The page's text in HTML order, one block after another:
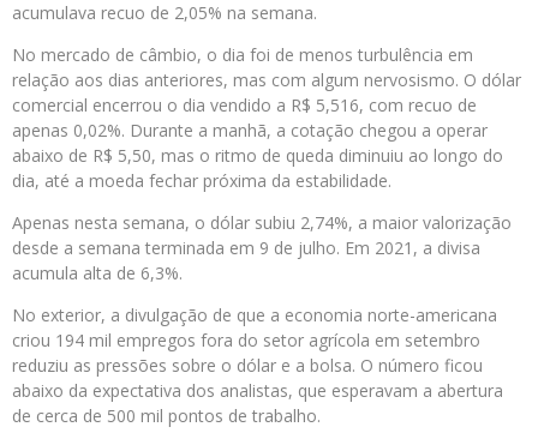
acumulava recuo de 2,05% na semana.
No mercado de câmbio, o dia foi de menos turbulência em
relação aos dias anteriores, mas com algum nervosismo. O dólar
comercial encerrou o dia vendido a R$ 5,516, com recuo de
apenas 0,02%. Durante a manhã, a cotação chegou a operar
abaixo de R$ 5,50, mas o ritmo de queda diminuiu ao longo do
dia, até a moeda fechar próxima da estabilidade.
Apenas nesta semana, o dólar subiu 2,74%, a maior valorização
desde a semana terminada em 9 de julho. Em 2021, a divisa
acumula alta de 6,3%.
No exterior, a divulgação de que a economia norte-americana
criou 194 mil empregos fora do setor agrícola em setembro
reduziu as pressões sobre o dólar e a bolsa. O número ficou
abaixo da expectativa dos analistas, que esperavam a abertura
de cerca de 500 mil pontos de trabalho.